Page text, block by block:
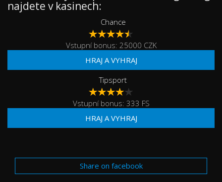
najdete v kasinech:
Chance
Vstupní bonus: 25000 CZK
HRAJ A VYHRAJ
Tipsport
Vstupní bonus: 333 FS
HRAJ A VYHRAJ
Share on facebook